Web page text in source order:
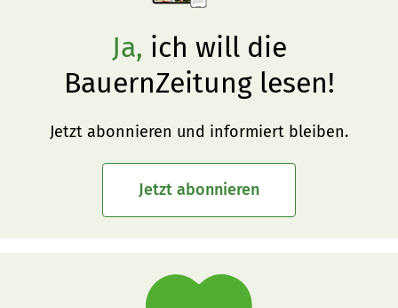
Ja, ich will die
BauernZeitung lesen!
Jetzt abonnieren und informiert bleiben.
Jetzt abonnieren